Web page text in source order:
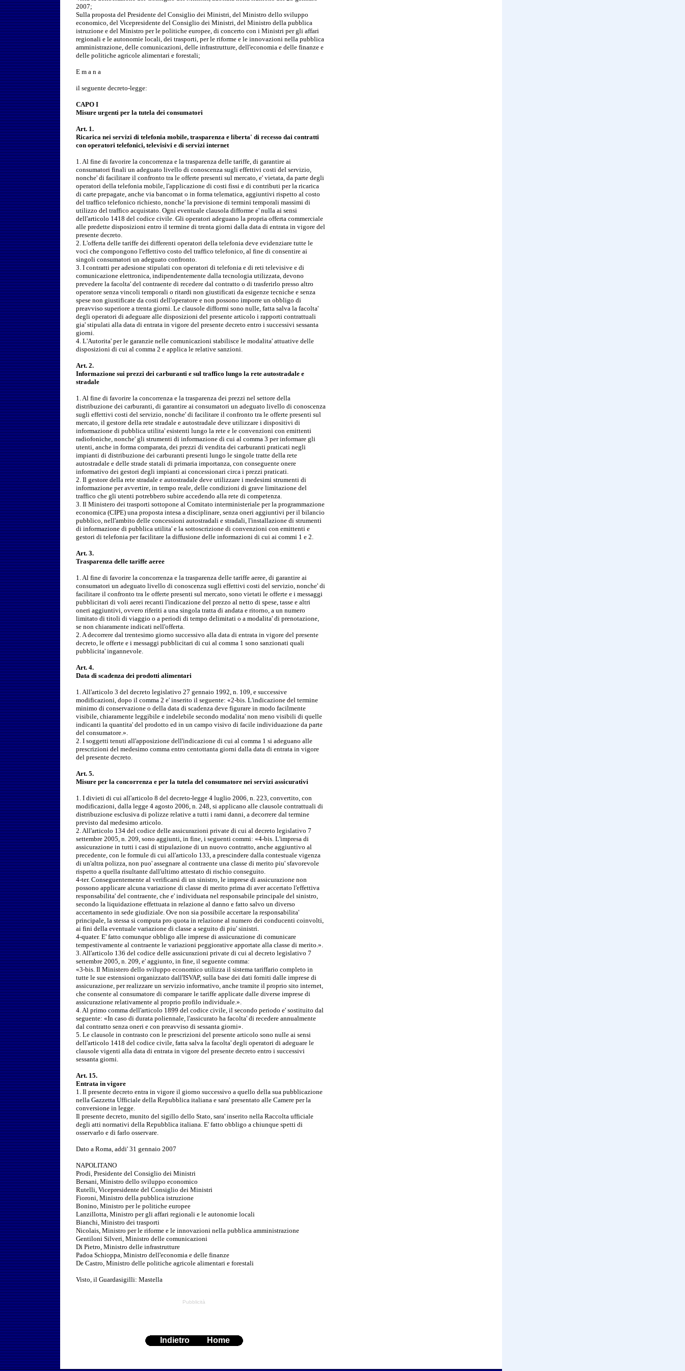
2007;
Sulla proposta del Presidente del Consiglio dei Ministri, del Ministro dello sviluppo
economico, del Vicepresidente del Consiglio dei Ministri, del Ministro della pubblica
istruzione e del Ministro per le politiche europee, di concerto con i Ministri per gli affari
regionali e le autonomie locali, dei trasporti, per le riforme e le innovazioni nella pubblica
amministrazione, delle comunicazioni, delle infrastrutture, dell'economia e delle finanze e
delle politiche agricole alimentari e forestali;
E m a n a
il seguente decreto-legge:
CAPO I
Misure urgenti per la tutela dei consumatori
Art. 1.
Ricarica nei servizi di telefonia mobile, trasparenza e liberta' di recesso dai contratti
con operatori telefonici, televisivi e di servizi internet
1. Al fine di favorire la concorrenza e la trasparenza delle tariffe, di garantire ai
consumatori finali un adeguato livello di conoscenza sugli effettivi costi del servizio,
nonche' di facilitare il confronto tra le offerte presenti sul mercato, e' vietata, da parte degli
operatori della telefonia mobile, l'applicazione di costi fissi e di contributi per la ricarica
di carte prepagate, anche via bancomat o in forma telematica, aggiuntivi rispetto al costo
del traffico telefonico richiesto, nonche' la previsione di termini temporali massimi di
utilizzo del traffico acquistato. Ogni eventuale clausola difforme e' nulla ai sensi
dell'articolo 1418 del codice civile. Gli operatori adeguano la propria offerta commerciale
alle predette disposizioni entro il termine di trenta giorni dalla data di entrata in vigore del
presente decreto.
2. L'offerta delle tariffe dei differenti operatori della telefonia deve evidenziare tutte le
voci che compongono l'effettivo costo del traffico telefonico, al fine di consentire ai
singoli consumatori un adeguato confronto.
3. I contratti per adesione stipulati con operatori di telefonia e di reti televisive e di
comunicazione elettronica, indipendentemente dalla tecnologia utilizzata, devono
prevedere la facolta' del contraente di recedere dal contratto o di trasferirlo presso altro
operatore senza vincoli temporali o ritardi non giustificati da esigenze tecniche e senza
spese non giustificate da costi dell'operatore e non possono imporre un obbligo di
preavviso superiore a trenta giorni. Le clausole difformi sono nulle, fatta salva la facolta'
degli operatori di adeguare alle disposizioni del presente articolo i rapporti contrattuali
gia' stipulati alla data di entrata in vigore del presente decreto entro i successivi sessanta
giorni.
4. L'Autorita' per le garanzie nelle comunicazioni stabilisce le modalita' attuative delle
disposizioni di cui al comma 2 e applica le relative sanzioni.
Art. 2.
Informazione sui prezzi dei carburanti e sul traffico lungo la rete autostradale e
stradale
1. Al fine di favorire la concorrenza e la trasparenza dei prezzi nel settore della
distribuzione dei carburanti, di garantire ai consumatori un adeguato livello di conoscenza
sugli effettivi costi del servizio, nonche' di facilitare il confronto tra le offerte presenti sul
mercato, il gestore della rete stradale e autostradale deve utilizzare i dispositivi di
informazione di pubblica utilita' esistenti lungo la rete e le convenzioni con emittenti
radiofoniche, nonche' gli strumenti di informazione di cui al comma 3 per informare gli
utenti, anche in forma comparata, dei prezzi di vendita dei carburanti praticati negli
impianti di distribuzione dei carburanti presenti lungo le singole tratte della rete
autostradale e delle strade statali di primaria importanza, con conseguente onere
informativo dei gestori degli impianti ai concessionari circa i prezzi praticati.
2. Il gestore della rete stradale e autostradale deve utilizzare i medesimi strumenti di
informazione per avvertire, in tempo reale, delle condizioni di grave limitazione del
traffico che gli utenti potrebbero subire accedendo alla rete di competenza.
3. Il Ministero dei trasporti sottopone al Comitato interministeriale per la programmazione
economica (CIPE) una proposta intesa a disciplinare, senza oneri aggiuntivi per il bilancio
pubblico, nell'ambito delle concessioni autostradali e stradali, l'installazione di strumenti
di informazione di pubblica utilita' e la sottoscrizione di convenzioni con emittenti e
gestori di telefonia per facilitare la diffusione delle informazioni di cui ai commi 1 e 2.
Art. 3.
Trasparenza delle tariffe aeree
1. Al fine di favorire la concorrenza e la trasparenza delle tariffe aeree, di garantire ai
consumatori un adeguato livello di conoscenza sugli effettivi costi del servizio, nonche' di
facilitare il confronto tra le offerte presenti sul mercato, sono vietati le offerte e i messaggi
pubblicitari di voli aerei recanti l'indicazione del prezzo al netto di spese, tasse e altri
oneri aggiuntivi, ovvero riferiti a una singola tratta di andata e ritorno, a un numero
limitato di titoli di viaggio o a periodi di tempo delimitati o a modalita' di prenotazione,
se non chiaramente indicati nell'offerta.
2. A decorrere dal trentesimo giorno successivo alla data di entrata in vigore del presente
decreto, le offerte e i messaggi pubblicitari di cui al comma 1 sono sanzionati quali
pubblicita' ingannevole.
Art. 4.
Data di scadenza dei prodotti alimentari
1. All'articolo 3 del decreto legislativo 27 gennaio 1992, n. 109, e successive
modificazioni, dopo il comma 2 e' inserito il seguente: «2-bis. L'indicazione del termine
minimo di conservazione o della data di scadenza deve figurare in modo facilmente
visibile, chiaramente leggibile e indelebile secondo modalita' non meno visibili di quelle
indicanti la quantita' del prodotto ed in un campo visivo di facile individuazione da parte
del consumatore.».
2. I soggetti tenuti all'apposizione dell'indicazione di cui al comma 1 si adeguano alle
prescrizioni del medesimo comma entro centottanta giorni dalla data di entrata in vigore
del presente decreto.
Art. 5.
Misure per la concorrenza e per la tutela del consumatore nei servizi assicurativi
1. I divieti di cui all'articolo 8 del decreto-legge 4 luglio 2006, n. 223, convertito, con
modificazioni, dalla legge 4 agosto 2006, n. 248, si applicano alle clausole contrattuali di
distribuzione esclusiva di polizze relative a tutti i rami danni, a decorrere dal termine
previsto dal medesimo articolo.
2. All'articolo 134 del codice delle assicurazioni private di cui al decreto legislativo 7
settembre 2005, n. 209, sono aggiunti, in fine, i seguenti commi: «4-bis. L'impresa di
assicurazione in tutti i casi di stipulazione di un nuovo contratto, anche aggiuntivo al
precedente, con le formule di cui all'articolo 133, a prescindere dalla contestuale vigenza
di un'altra polizza, non puo' assegnare al contraente una classe di merito piu' sfavorevole
rispetto a quella risultante dall'ultimo attestato di rischio conseguito.
4-ter. Conseguentemente al verificarsi di un sinistro, le imprese di assicurazione non
possono applicare alcuna variazione di classe di merito prima di aver accertato l'effettiva
responsabilita' del contraente, che e' individuata nel responsabile principale del sinistro,
secondo la liquidazione effettuata in relazione al danno e fatto salvo un diverso
accertamento in sede giudiziale. Ove non sia possibile accertare la responsabilita'
principale, la stessa si computa pro quota in relazione al numero dei conducenti coinvolti,
ai fini della eventuale variazione di classe a seguito di piu' sinistri.
4-quater. E' fatto comunque obbligo alle imprese di assicurazione di comunicare
tempestivamente al contraente le variazioni peggiorative apportate alla classe di merito.».
3. All'articolo 136 del codice delle assicurazioni private di cui al decreto legislativo 7
settembre 2005, n. 209, e' aggiunto, in fine, il seguente comma:
«3-bis. Il Ministero dello sviluppo economico utilizza il sistema tariffario completo in
tutte le sue estensioni organizzato dall'ISVAP, sulla base dei dati forniti dalle imprese di
assicurazione, per realizzare un servizio informativo, anche tramite il proprio sito internet,
che consente al consumatore di comparare le tariffe applicate dalle diverse imprese di
assicurazione relativamente al proprio profilo individuale.».
4. Al primo comma dell'articolo 1899 del codice civile, il secondo periodo e' sostituito dal
seguente: «In caso di durata poliennale, l'assicurato ha facolta' di recedere annualmente
dal contratto senza oneri e con preavviso di sessanta giorni».
5. Le clausole in contrasto con le prescrizioni del presente articolo sono nulle ai sensi
dell'articolo 1418 del codice civile, fatta salva la facolta' degli operatori di adeguare le
clausole vigenti alla data di entrata in vigore del presente decreto entro i successivi
sessanta giorni.
Art. 15.
Entrata in vigore
1. Il presente decreto entra in vigore il giorno successivo a quello della sua pubblicazione
nella Gazzetta Ufficiale della Repubblica italiana e sara' presentato alle Camere per la
conversione in legge.
Il presente decreto, munito del sigillo dello Stato, sara' inserito nella Raccolta ufficiale
degli atti normativi della Repubblica italiana. E' fatto obbligo a chiunque spetti di
osservarlo e di farlo osservare.
Dato a Roma, addi' 31 gennaio 2007
NAPOLITANO
Prodi, Presidente del Consiglio dei Ministri
Bersani, Ministro dello sviluppo economico
Rutelli, Vicepresidente del Consiglio dei Ministri
Fioroni, Ministro della pubblica istruzione
Bonino, Ministro per le politiche europee
Lanzillotta, Ministro per gli affari regionali e le autonomie locali
Bianchi, Ministro dei trasporti
Nicolais, Ministro per le riforme e le innovazioni nella pubblica amministrazione
Gentiloni Silveri, Ministro delle comunicazioni
Di Pietro, Ministro delle infrastrutture
Padoa Schioppa, Ministro dell'economia e delle finanze
De Castro, Ministro delle politiche agricole alimentari e forestali
Visto, il Guardasigilli: Mastella
Pubblicità
Indietro Home